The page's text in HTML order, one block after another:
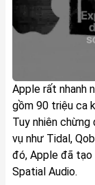
Apple rất nhanh
gồm 90 triệu ca
Tuy nhiên
vụ như Tidal,
đó, Apple đã tạo
Spatial Audio.